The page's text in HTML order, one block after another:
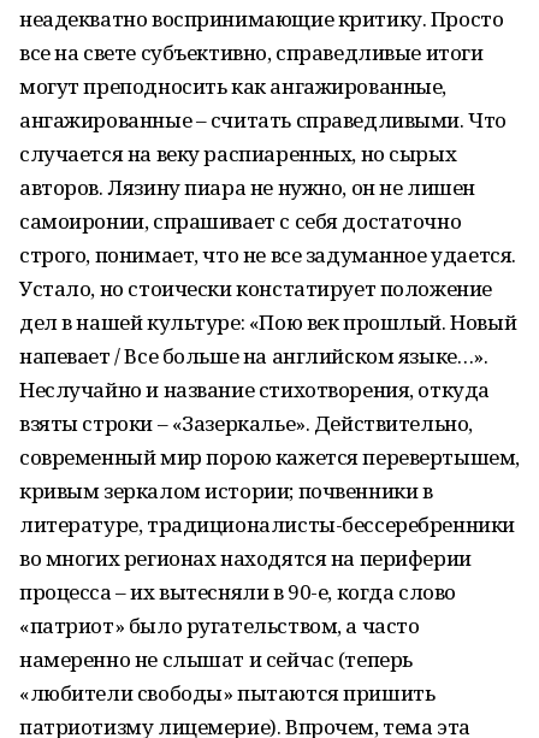
неадекватно воспринимающие критику. Просто
все на свете субъективно, справедливые итоги
могут преподносить как ангажированные,
ангажированные – считать справедливыми. Что
случается на веку распиаренных, но сырых
авторов. Лязину пиара не нужно, он не лишен
самоиронии, спрашивает с себя достаточно
строго, понимает, что не все задуманное удается.
Устало, но стоически констатирует положение
дел в нашей культуре: «Пою век прошлый. Новый
напевает / Все больше на английском языке…».
Неслучайно и название стихотворения, откуда
взяты строки – «Зазеркалье». Действительно,
современный мир порою кажется перевертышем,
кривым зеркалом истории; почвенники в
литературе, традиционалисты-бессеребренники
во многих регионах находятся на периферии
процесса – их вытесняли в 90-е, когда слово
«патриот» было ругательством, а часто
намеренно не слышат и сейчас (теперь
«любители свободы» пытаются пришить
патриотизму лицемерие). Впрочем, тема эта